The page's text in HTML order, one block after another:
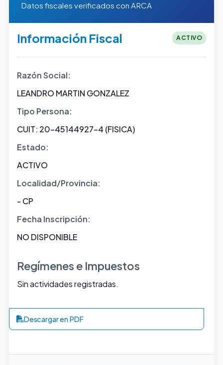
Datos fiscales verificados con ARCA
Información Fiscal ACTIVO
Razón Social:
LEANDRO MARTIN GONZALEZ
Tipo Persona:
CUIT: 20-45144927-4 (FISICA)
Estado:
ACTIVO
Localidad/Provincia:
- CP
Fecha Inscripción:
NO DISPONIBLE
Regímenes e Impuestos
Sin actividades registradas.
Descargar en PDF